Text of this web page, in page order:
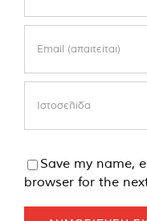
Save my name,
browser for the